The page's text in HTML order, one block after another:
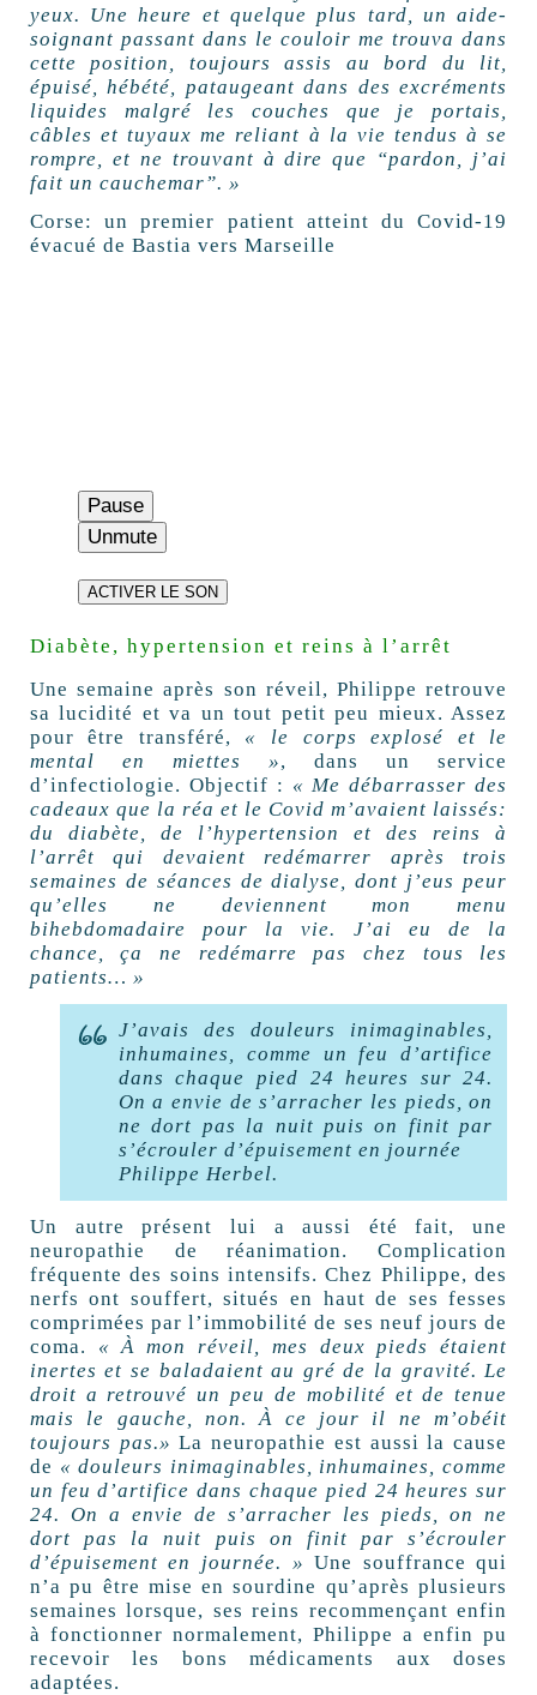
yeux. Une heure et quelque plus tard, un aide-
soignant passant dans le couloir me trouva dans
cette position, toujours assis au bord du lit,
épuisé, hébété, pataugeant dans des excréments
liquides malgré les couches que je portais,
câbles et tuyaux me reliant à la vie tendus à se
rompre, et ne trouvant à dire que “pardon, j’ai
fait un cauchemar”. »
Corse: un premier patient atteint du Covid-19
évacué de Bastia vers Marseille
Pause
Unmute
ACTIVER LE SON
Diabète, hypertension et reins à l’arrêt
Une semaine après son réveil, Philippe retrouve
sa lucidité et va un tout petit peu mieux. Assez
pour être transféré, « le corps explosé et le
mental en miettes », dans un service
d’infectiologie. Objectif : « Me débarrasser des
cadeaux que la réa et le Covid m’avaient laissés:
du diabète, de l’hypertension et des reins à
l’arrêt qui devaient redémarrer après trois
semaines de séances de dialyse, dont j’eus peur
qu’elles ne deviennent mon menu
bihebdomadaire pour la vie. J’ai eu de la
chance, ça ne redémarre pas chez tous les
patients… »
J’avais des douleurs inimaginables,
inhumaines, comme un feu d’artifice
dans chaque pied 24 heures sur 24.
On a envie de s’arracher les pieds, on
ne dort pas la nuit puis on finit par
s’écrouler d’épuisement en journée
Philippe Herbel.
Un autre présent lui a aussi été fait, une
neuropathie de réanimation. Complication
fréquente des soins intensifs. Chez Philippe, des
nerfs ont souffert, situés en haut de ses fesses
comprimées par l’immobilité de ses neuf jours de
coma. « À mon réveil, mes deux pieds étaient
inertes et se baladaient au gré de la gravité. Le
droit a retrouvé un peu de mobilité et de tenue
mais le gauche, non. À ce jour il ne m’obéit
toujours pas.» La neuropathie est aussi la cause
de « douleurs inimaginables, inhumaines, comme
un feu d’artifice dans chaque pied 24 heures sur
24. On a envie de s’arracher les pieds, on ne
dort pas la nuit puis on finit par s’écrouler
d’épuisement en journée. » Une souffrance qui
n’a pu être mise en sourdine qu’après plusieurs
semaines lorsque, ses reins recommençant enfin
à fonctionner normalement, Philippe a enfin pu
recevoir les bons médicaments aux doses
adaptées.